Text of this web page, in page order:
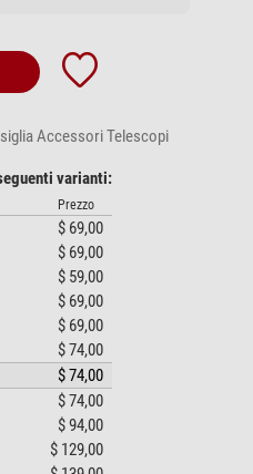
Accessori Telescopi
varianti:
Prezzo
$ 69,00
$ 69,00
$ 59,00
$ 69,00
$ 69,00
$ 74,00
$ 74,00
$ 74,00
$ 94,00
$ 129,00